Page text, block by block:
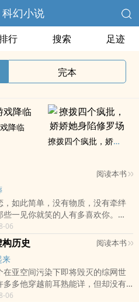
幻小说
行 搜索 足迹
完本
降临
撩拨四个疯批，娇娇她身陷修罗场
阅读本书
，如此简单，没有物质，没有牵绊
一见你就笑的人有多喜欢你。
瞬间，我以为你喜欢我白筱然：此
爱！
，六年的等待和和陪伴。是她，沈
一个男孩子，白筱然。
06
历史 阅读本书
来
在亚空间污染下即将毁灭的综网世
多多他穿越前耳熟能详，但却没有
角色。
06